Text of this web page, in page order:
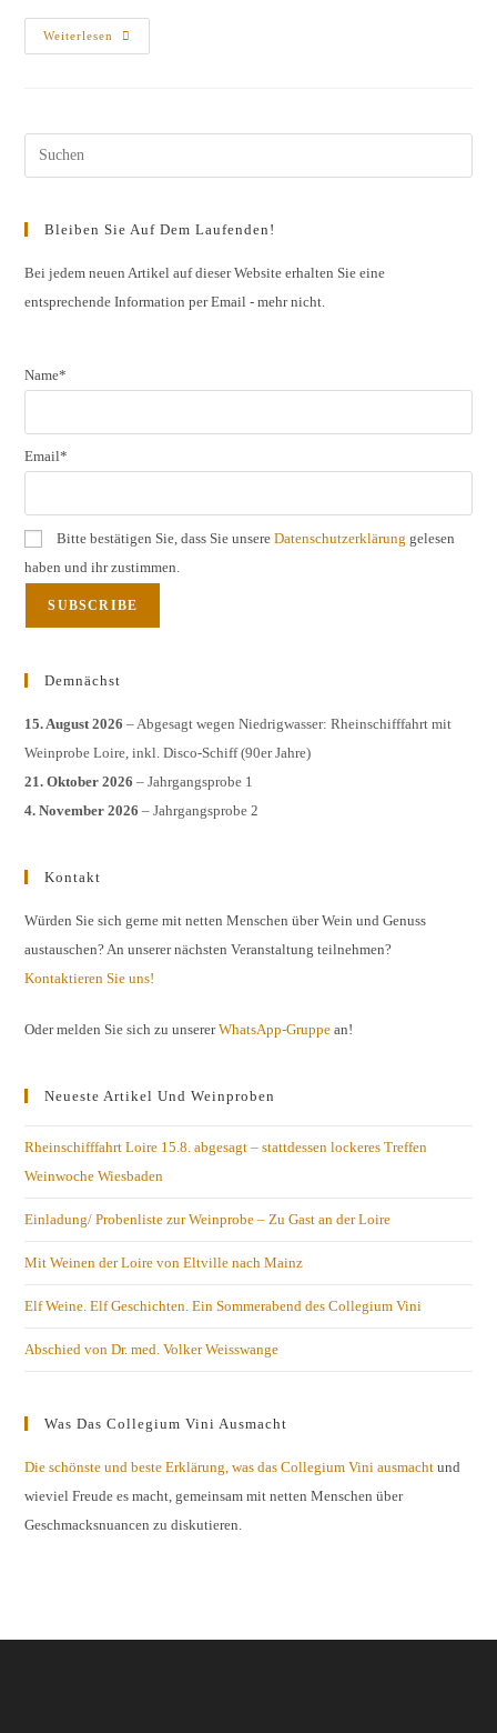
Weiterlesen
Probenliste
K.u.k.
Bleiben Sie Auf Dem Laufenden!
Bei jedem neuen Artikel auf dieser Website erhalten Sie eine
entsprechende Information per Email - mehr nicht.
Name*
Email*
Bitte bestätigen Sie, dass Sie unsereDatenschutzerklärung gelesen
haben und ihr zustimmen.
Demnächst
15. August 2026 – Abgesagt wegen Niedrigwasser: Rheinschifffahrt mit
Weinprobe Loire, inkl. Disco-Schiff (90er Jahre)
21. Oktober 2026 – Jahrgangsprobe 1
4. November 2026 – Jahrgangsprobe 2
Kontakt
Würden Sie sich gerne mit netten Menschen über Wein und Genuss
austauschen? An unserer nächsten Veranstaltung teilnehmen?
Kontaktieren Sie uns!
Oder melden Sie sich zu unsererWhatsApp-Gruppe an!
Neueste Artikel Und Weinproben
Rheinschifffahrt Loire 15.8. abgesagt – stattdessen lockeres Treffen
Weinwoche Wiesbaden
Einladung/ Probenliste zur Weinprobe – Zu Gast an der Loire
Mit Weinen der Loire von Eltville nach Mainz
Elf Weine. Elf Geschichten. Ein Sommerabend des Collegium Vini
Abschied von Dr. med. Volker Weisswange
Was Das Collegium Vini Ausmacht
Die schönste und beste Erklärung, was das Collegium Vini ausmacht und
wieviel Freude es macht, gemeinsam mit netten Menschen über
Geschmacksnuancen zu diskutieren.